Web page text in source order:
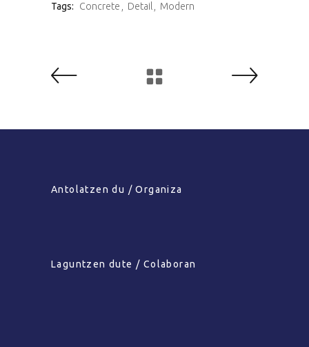
Tags:
Concrete Detail Modern
Antolatzen du / Organiza
Laguntzen dute / Colaboran